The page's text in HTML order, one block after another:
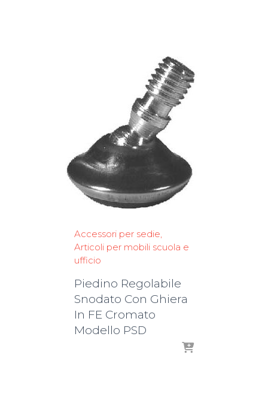
Accessori per sedie
Articoli per mobili scuola e
ufficio
Piedino Regolabile
Snodato Con Ghiera
In FE Cromato
Modello PSD